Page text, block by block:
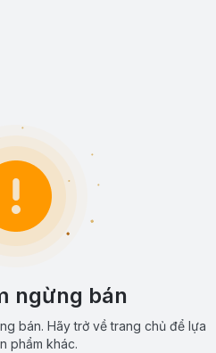
ngừng bán
bán. Hãy trở về trang chủ để lựa
phẩm khác.